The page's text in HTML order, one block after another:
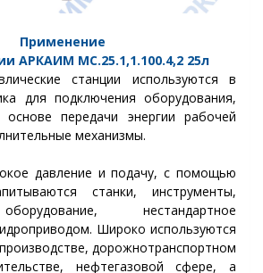
Применение
АРКАИМ МС.25.1,1.100.4,2 25л
станции используются в
для подключения оборудования,
передачи энергии рабочей
механизмы.
давление и подачу, с помощью
станки, инструменты,
нестандартное
Широко используются
дорожнотранспортном
нефтегазовой сфере, а